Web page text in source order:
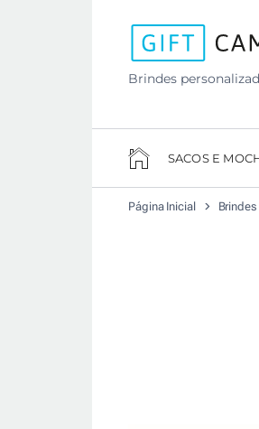
Brindes
SACOS E
Página Inicial